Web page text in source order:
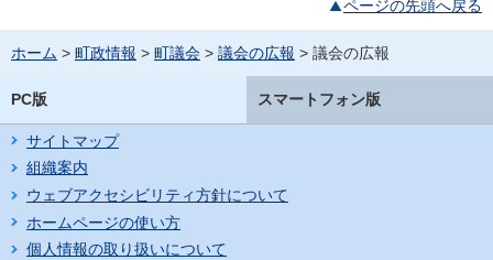
ページの先頭へ戻る
ホーム > 町政情報 > 町議会 > 議会の広報 > 議会の広報
PC版 スマートフォン版
サイトマップ
組織案内
ウェブアクセシビリティ方針について
ホームページの使い方
個人情報の取り扱いについて